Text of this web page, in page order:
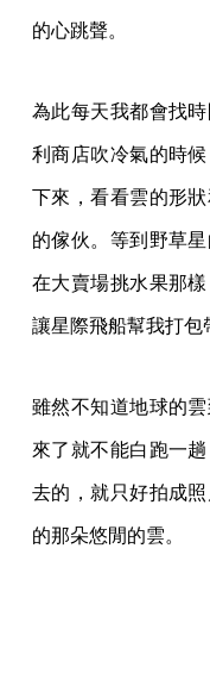
的心跳聲。
為此每天我都會找
利商店吹冷氣的時
下來，看看雲的形
的傢伙。等到野草
在大賣場挑水果那
讓星際飛船幫我打包
雖然不知道地球的
來了就不能白跑一
去的，就只好拍成
的那朵悠閒的雲。